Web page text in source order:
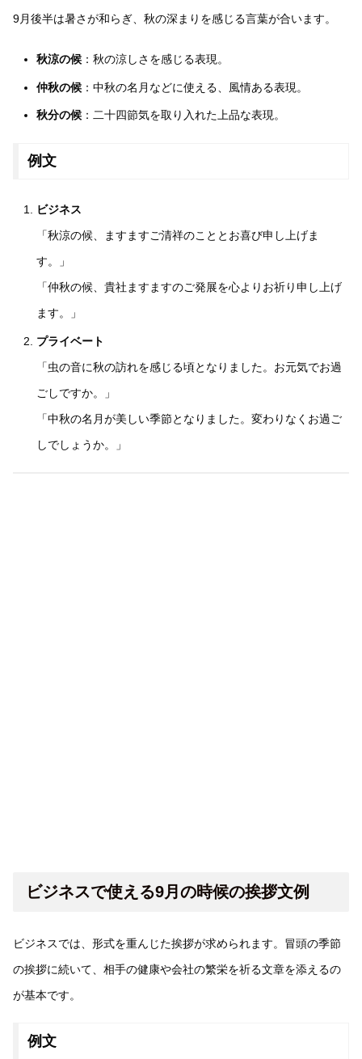
9月後半は暑さが和らぎ、秋の深まりを感じる言葉が合います。
秋涼の候：秋の涼しさを感じる表現。
仲秋の候：中秋の名月などに使える、風情ある表現。
秋分の候：二十四節気を取り入れた上品な表現。
例文
ビジネス
「秋涼の候、ますますご清祥のこととお喜び申し上げま
す。」
「仲秋の候、貴社ますますのご発展を心よりお祈り申し上げ
ます。」
プライベート
「虫の音に秋の訪れを感じる頃となりました。お元気でお過
ごしですか。」
「中秋の名月が美しい季節となりました。変わりなくお過ご
しでしょうか。」
ビジネスで使える9月の時候の挨拶文例
ビジネスでは、形式を重んじた挨拶が求められます。冒頭の季節
の挨拶に続いて、相手の健康や会社の繁栄を祈る文章を添えるの
が基本です。
例文